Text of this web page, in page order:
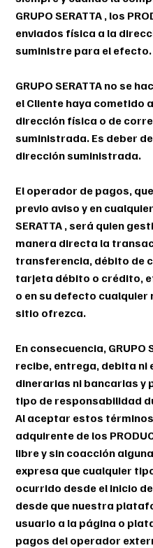
GRUPO SERATTA , los
enviados física a la
suministre para el efecto.
GRUPO SERATTA no se
el Cliente haya cometido
dirección física o de
suministrada. Es deber
dirección suministrada.
El operador de pagos,
previo aviso y en
SERATTA , será quien
manera directa la
transferencia, débito de
tarjeta débito o crédito,
o en su defecto cualquier
sitio ofrezca.
En consecuencia, GRUPO
recibe, entrega, debita
dinerarias ni bancarias y
tipo de responsabilidad
Al aceptar estos
adquirente de los
libre y sin coacción
expresa que cualquier
ocurrido desde el inicio
desde que nuestra
usuario a la página o
pagos del operador